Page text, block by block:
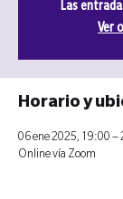
Las
Ver
Horario y
06 ene 2025, 19:00 –
Online vía Zoom